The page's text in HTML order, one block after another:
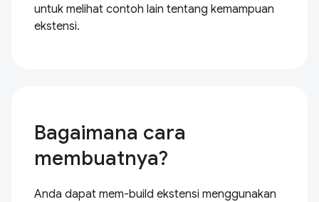
untuk melihat contoh lain tentang kemampuan
ekstensi.
Bagaimana cara
membuatnya?
Anda dapat mem-build ekstensi menggunakan